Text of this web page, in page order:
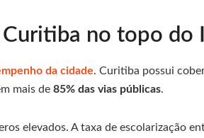
no topo do
da cidade. Curitiba possui
mais de 85% das vias públicas.
elevados. A taxa de escolarização